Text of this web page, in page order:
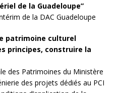
de la Guadeloupe”
de la DAC Guadeloupe
patrimoine culturel
principes, construire la
des Patrimoines du Ministère
des projets dédiés au PCI